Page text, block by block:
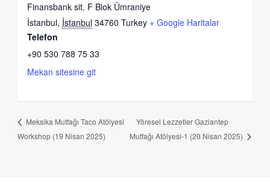
Finansbank sit. F Blok Ümraniye
İstanbul, İstanbul 34760 Turkey + Google Haritalar
Telefon
+90 530 788 75 33
Mekan sitesine git
Meksika Mutfağı Taco Atölyesi
Workshop (19 Nisan 2025)
Yöresel Lezzetler Gaziantep
Mutfağı Atölyesi-1 (20 Nisan 2025)